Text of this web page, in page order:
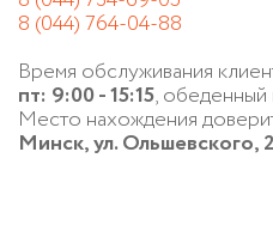
8 (044) 764-04-88
Время обслуживания
пт: 9:00 - 15:15,
Место нахождения
Минск, ул. Ольшевского,